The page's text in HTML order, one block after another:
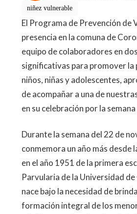
niñez vulnerable
El Programa de Prevención de
presencia en la comuna de
equipo de colaboradores en
significativas para promover la
niños, niñas y adolescentes,
de acompañar a una de
en su celebración por la
Durante la semana del 22 de
conmemora un año más desde
en el año 1951 de la primera
Parvularia de la Universidad
nace bajo la necesidad de
formación integral de los